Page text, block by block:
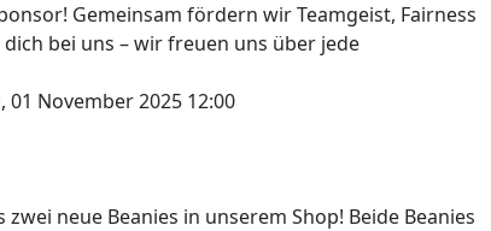
Gemeinsam fördern wir Teamgeist, Fairness
bei uns – wir freuen uns über jede
01 November 2025 12:00
neue Beanies in unserem Shop! Beide Beanies